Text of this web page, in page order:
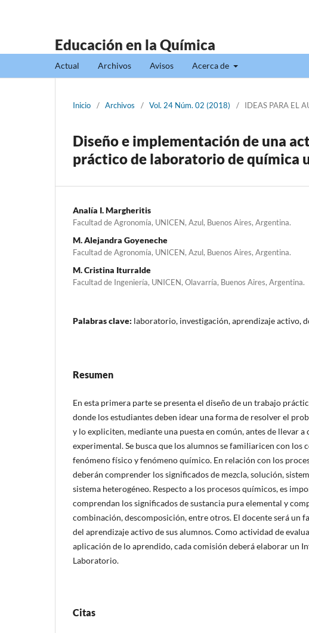
Educación en la Química
Actual Archivos Avisos Acerca de
Inicio / Archivos / Vol. 24 Núm. 02 (2018) / IDEAS PARA EL
Diseño e implementación de una
práctico de laboratorio de química
Analía I. Margheritis
Facultad de Agronomía, UNICEN, Azul, Buenos Aires, Argentina.
M. Alejandra Goyeneche
Facultad de Agronomía, UNICEN, Azul, Buenos Aires, Argentina.
M. Cristina Iturralde
Facultad de Ingeniería, UNICEN, Olavarría, Buenos Aires, Argentina.
Palabras clave: laboratorio, investigación, aprendizaje activo,
Resumen
En esta primera parte se presenta el diseño de un trabajo
donde los estudiantes deben idear una forma de resolver el
y lo expliciten, mediante una puesta en común, antes de llevar a
experimental. Se busca que los alumnos se familiaricen con los
fenómeno físico y fenómeno químico. En relación con los
deberán comprender los significados de mezcla, solución,
sistema heterogéneo. Respecto a los procesos químicos, es
comprendan los significados de sustancia pura elemental y
combinación, descomposición, entre otros. El docente será un
del aprendizaje activo de sus alumnos. Como actividad de
aplicación de lo aprendido, cada comisión deberá elaborar un
Laboratorio.
Citas